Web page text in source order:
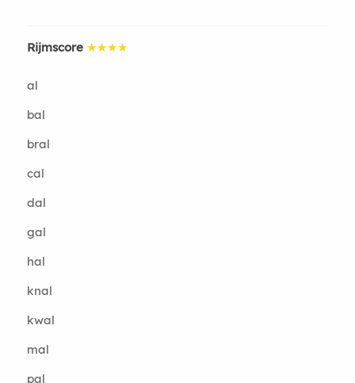
Rijmscore ★★★★
al
bal
bral
cal
dal
gal
hal
knal
kwal
mal
pal